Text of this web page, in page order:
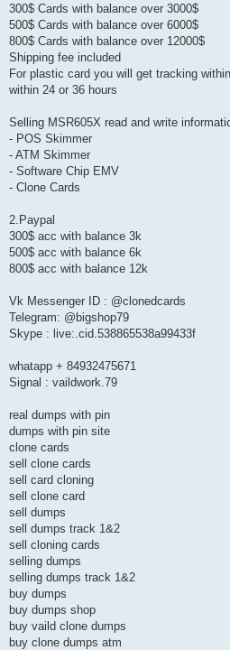
300$ Cards with balance over 3000$
500$ Cards with balance over 6000$
800$ Cards with balance over 12000$
Shipping fee included
For plastic card you will get tracking
within 24 or 36 hours
Selling MSR605X read and write
- POS Skimmer
- ATM Skimmer
- Software Chip EMV
- Clone Cards
2.Paypal
300$ acc with balance 3k
500$ acc with balance 6k
800$ acc with balance 12k
Vk Messenger ID : @clonedcards
Telegram: @bigshop79
Skype : live:.cid.538865538a99433f
whatapp + 84932475671
Signal : vaildwork.79
real dumps with pin
dumps with pin site
clone cards
sell clone cards
sell card cloning
sell clone card
sell dumps
sell dumps track 1&2
sell cloning cards
selling dumps
selling dumps track 1&2
buy dumps
buy dumps shop
buy vaild clone dumps
buy clone dumps atm